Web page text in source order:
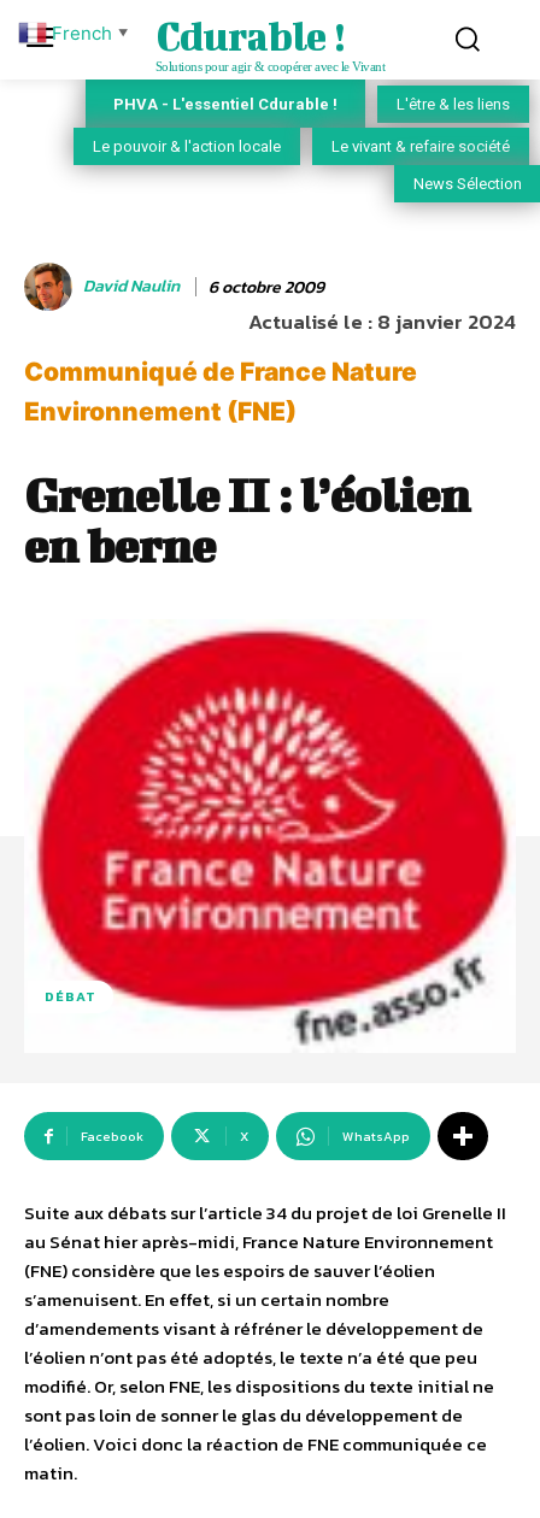
Cdurable !
Solutions pour agir & coopérer avec le Vivant
PHVA - L'essentiel Cdurable ! L'être & les liens
Le pouvoir & l'action locale Le vivant & refaire société
News Sélection
David Naulin 6 octobre 2009
Actualisé le :8 janvier 2024
Communiqué de France Nature
Environnement (FNE)
Grenelle II : l’éolien
en berne
DÉBAT
Facebook X WhatsApp
Suite aux débats sur l’article 34 du projet de loi Grenelle II
au Sénat hier après-midi, France Nature Environnement
(FNE) considère que les espoirs de sauver l’éolien
s’amenuisent. En effet, si un certain nombre
d’amendements visant à réfréner le développement de
l’éolien n’ont pas été adoptés, le texte n’a été que peu
modifié. Or, selon FNE, les dispositions du texte initial ne
sont pas loin de sonner le glas du développement de
l’éolien. Voici donc la réaction de FNE communiquée ce
matin.
French ▼